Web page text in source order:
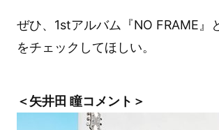
ぜひ、1stアルバム『NO FRAME』
をチェックしてほしい。
＜矢井田 瞳コメント＞